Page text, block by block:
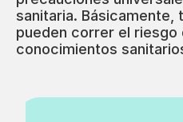
sanitaria. Básicamente,
pueden correr el
conocimientos